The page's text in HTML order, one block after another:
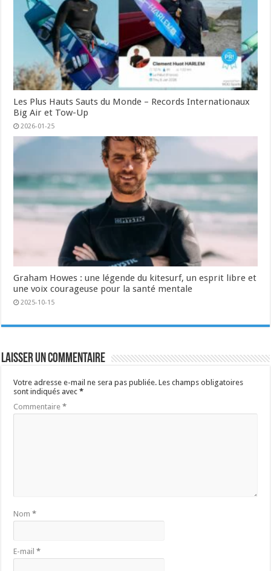
Les Plus Hauts Sauts du Monde – Records Internationaux
Big Air et Tow-Up
2026-01-25
Graham Howes : une légende du kitesurf, un esprit libre et
une voix courageuse pour la santé mentale
2025-10-15
Laisser un commentaire
Votre adresse e-mail ne sera pas publiée. Les champs obligatoires
sont indiqués avec*
Commentaire*
Nom*
E-mail*